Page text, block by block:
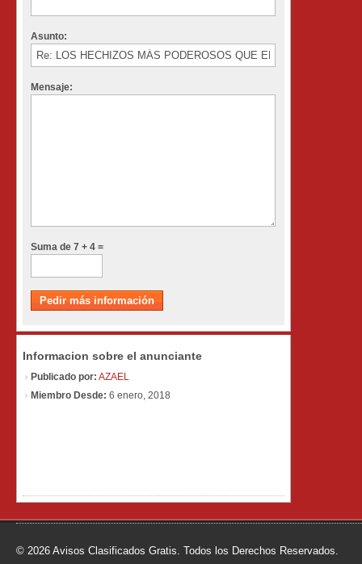
Asunto:
Mensaje:
Suma de 7 + 4 =
Informacion sobre el anunciante
Publicado por: AZAEL
Miembro Desde: 6 enero, 2018
© 2026 Avisos Clasificados Gratis. Todos los Derechos Reservados.